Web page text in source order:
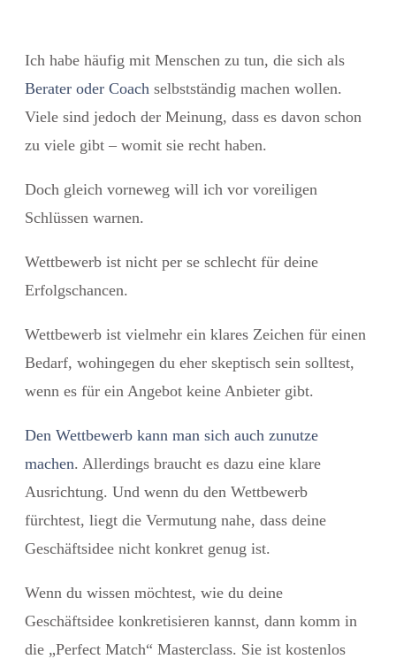
Ich habe häufig mit Menschen zu tun, die sich als
Berater oder Coach selbstständig machen wollen.
Viele sind jedoch der Meinung, dass es davon schon
zu viele gibt – womit sie recht haben.
Doch gleich vorneweg will ich vor voreiligen
Schlüssen warnen.
Wettbewerb ist nicht per se schlecht für deine
Erfolgschancen.
Wettbewerb ist vielmehr ein klares Zeichen für einen
Bedarf, wohingegen du eher skeptisch sein solltest,
wenn es für ein Angebot keine Anbieter gibt.
Den Wettbewerb kann man sich auch zunutze
machen. Allerdings braucht es dazu eine klare
Ausrichtung. Und wenn du den Wettbewerb
fürchtest, liegt die Vermutung nahe, dass deine
Geschäftsidee nicht konkret genug ist.
Wenn du wissen möchtest, wie du deine
Geschäftsidee konkretisieren kannst, dann komm in
die „Perfect Match“ Masterclass. Sie ist kostenlos